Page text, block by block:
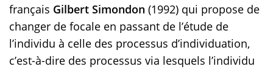
français Gilbert Simondon (1992) qui propose de
changer de focale en passant de l’étude de
l’individu à celle des processus d’individuation,
c’est-à-dire des processus via lesquels l’individu